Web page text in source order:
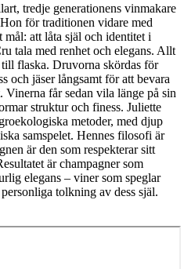
tredje generationens vinmakare
för traditionen vidare med
att låta själ och identitet i
tala med renhet och elegans. Allt
flaska. Druvorna skördas för
och jäser långsamt för att bevara
får sedan vila länge på sin
struktur och finess. Juliette
metoder, med djup
samspelet. Hennes filosofi är
är den som respekterar sitt
är champagner som
elegans – viner som speglar
tolkning av dess själ.